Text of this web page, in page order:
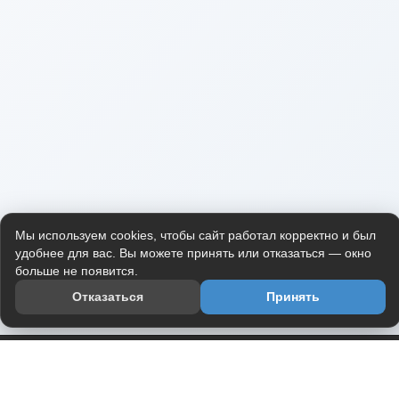
Мы используем cookies, чтобы сайт работал корректно и был
удобнее для вас. Вы можете принять или отказаться — окно
больше не появится.
Отказаться
Принять